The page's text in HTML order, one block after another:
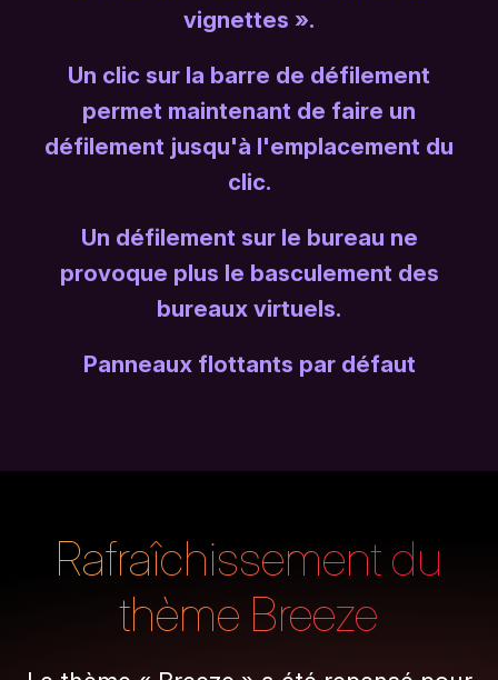
vignettes ».
Un clic sur la barre de défilement
permet maintenant de faire un
défilement jusqu'à l'emplacement du
clic.
Un défilement sur le bureau ne
provoque plus le basculement des
bureaux virtuels.
Panneaux flottants par défaut
Rafraîchissement du
thème Breeze